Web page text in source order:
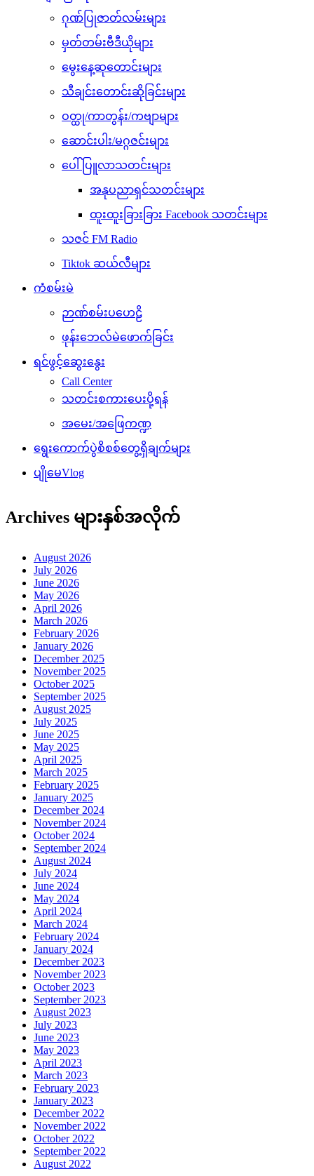
ဂုဏ်ပြုဇာတ်လမ်းများ
မှတ်တမ်းဗီဒီယိုများ
မွေးနေ့ဆုတောင်းများ
သီချင်းတောင်းဆိုခြင်းများ
ဝတ္ထု/ကာတွန်း/ကဗျာများ
ဆောင်းပါး/မဂ္ဂဇင်းများ
ပေါ်ပြူလာသတင်းများ
အနုပညာရှင်သတင်းများ
ထူးထူးခြားခြား Facebook သတင်းများ
သဇင် FM Radio
Tiktok ဆယ်လီများ
ကံစမ်းမဲ
ဉာဏ်စမ်းပဟေဠိ
ဖုန်းဘေလ်မဲဖောက်ခြင်း
ရင်ဖွင့်ဆွေးနွေး
Call Center
သတင်းစကားပေးပို့ရန်
အမေး/အဖြေကဏ္ဍ
ရွေးကောက်ပွဲစိစစ်တွေ့ရှိချက်များ
ပျိုမေVlog
Archives များနှစ်အလိုက်
August 2026
July 2026
June 2026
May 2026
April 2026
March 2026
February 2026
January 2026
December 2025
November 2025
October 2025
September 2025
August 2025
July 2025
June 2025
May 2025
April 2025
March 2025
February 2025
January 2025
December 2024
November 2024
October 2024
September 2024
August 2024
July 2024
June 2024
May 2024
April 2024
March 2024
February 2024
January 2024
December 2023
November 2023
October 2023
September 2023
August 2023
July 2023
June 2023
May 2023
April 2023
March 2023
February 2023
January 2023
December 2022
November 2022
October 2022
September 2022
August 2022